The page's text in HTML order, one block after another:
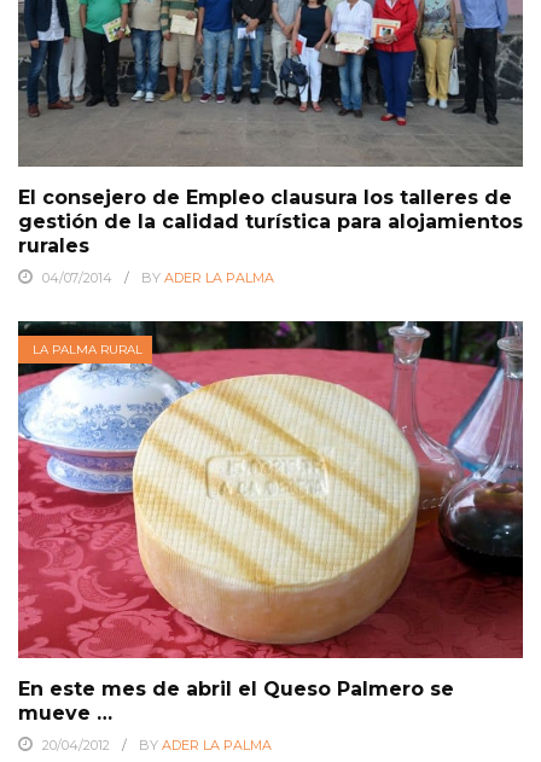
El consejero de Empleo clausura los talleres de
gestión de la calidad turística para alojamientos
rurales
04/07/2014 BY ADER LA PALMA
LA PALMA RURAL
En este mes de abril el Queso Palmero se
mueve …
20/04/2012 BY ADER LA PALMA